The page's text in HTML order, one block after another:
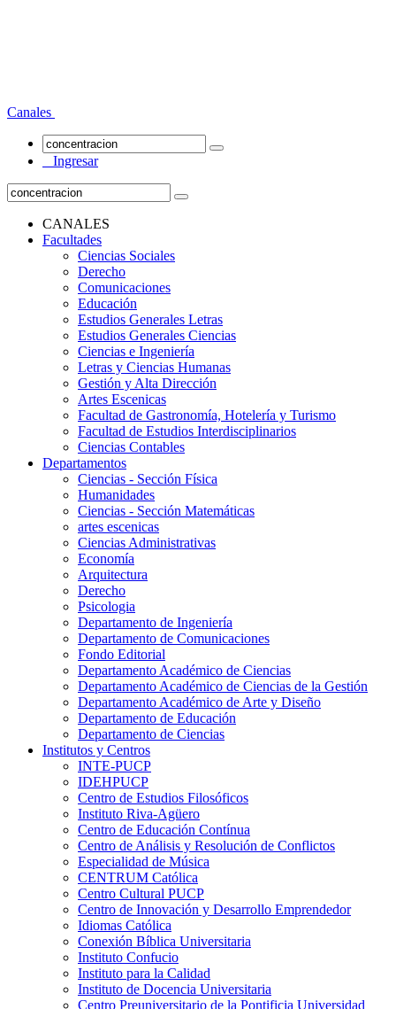
Canales
Ingresar
CANALES
Facultades
Ciencias Sociales
Derecho
Comunicaciones
Educación
Estudios Generales Letras
Estudios Generales Ciencias
Ciencias e Ingeniería
Letras y Ciencias Humanas
Gestión y Alta Dirección
Artes Escenicas
Facultad de Gastronomía, Hotelería y Turismo
Facultad de Estudios Interdisciplinarios
Ciencias Contables
Departamentos
Ciencias - Sección Física
Humanidades
Ciencias - Sección Matemáticas
artes escenicas
Ciencias Administrativas
Economía
Arquitectura
Derecho
Psicologia
Departamento de Ingeniería
Departamento de Comunicaciones
Fondo Editorial
Departamento Académico de Ciencias
Departamento Académico de Ciencias de la Gestión
Departamento Académico de Arte y Diseño
Departamento de Educación
Departamento de Ciencias
Institutos y Centros
INTE-PUCP
IDEHPUCP
Centro de Estudios Filosóficos
Instituto Riva-Agüero
Centro de Educación Contínua
Centro de Análisis y Resolución de Conflictos
Especialidad de Música
CENTRUM Católica
Centro Cultural PUCP
Centro de Innovación y Desarrollo Emprendedor
Idiomas Católica
Conexión Bíblica Universitaria
Instituto Confucio
Instituto para la Calidad
Instituto de Docencia Universitaria
Centro Preuniversitario de la Pontificia Universidad